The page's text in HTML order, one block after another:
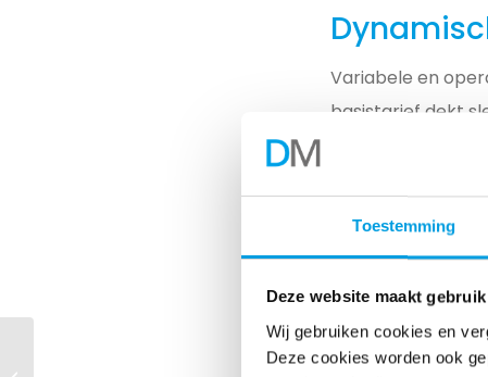
Toestemming
Deze website maakt
Wij gebruiken cookies en
Deze cookies worden ook
Variabele en
basistarief dekt
factoren door
Het valideren
telematica-data,
bepalen of de
opdrachtgever.